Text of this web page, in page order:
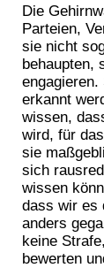
Die
Parteien,
sie nicht
behaupten,
erkannt
wissen,
wird, für
sie
sich
wissen
dass wir es
anders
keine
bewerten